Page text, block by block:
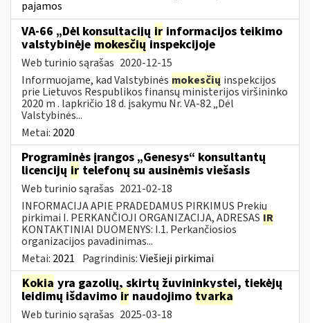
pajamos
VA-66 „Dėl konsultacijų ir informacijos teikimo
valstybinėje mokesčių inspekcijoje
Web turinio sąrašas 2020-12-15
Informuojame, kad Valstybinės mokesčių inspekcijos
prie Lietuvos Respublikos finansų ministerijos viršininko
2020 m . lapkričio 18 d. įsakymu Nr. VA-82 „Dėl
Valstybinės...
Metai: 2020
Programinės įrangos „Genesys“ konsultantų
licencijų ir telefonų su ausinėmis viešasis
Web turinio sąrašas 2021-02-18
INFORMACIJA APIE PRADEDAMUS PIRKIMUS Prekių
pirkimai I. PERKANČIOJI ORGANIZACIJA, ADRESAS IR
KONTAKTINIAI DUOMENYS: I.1. Perkančiosios
organizacijos pavadinimas...
Metai: 2021 Pagrindinis:Viešieji pirkimai
Kokia yra gazolių, skirtų žuvininkystei, tiekėjų
leidimų išdavimo ir naudojimo tvarka
Web turinio sąrašas 2025-03-18